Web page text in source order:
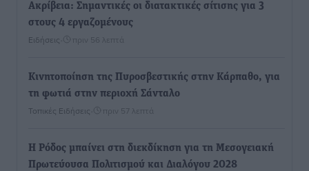
Ακρίβεια: Σημαντικές οι διατακτικές σίτισης για 3
στους 4 εργαζομένους
Ειδήσεις πριν 56 λεπτά
Κινητοποίηση της Πυροσβεστικής στην Κάρπαθο, για
τη φωτιά στην περιοχή Σάνταλο
Τοπικές Ειδήσεις πριν 57 λεπτά
Η Ρόδος μπαίνει στη διεκδίκηση για τη Μεσογειακή
Πρωτεύουσα Πολιτισμού και Διαλόγου 2028